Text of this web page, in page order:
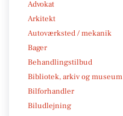
Advokat
Arkitekt
Autoværksted / mekanik
Bager
Behandlingstilbud
Bibliotek, arkiv og museum
Bilforhandler
Biludlejning